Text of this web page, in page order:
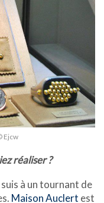
Ejcw
réaliser ?
à un tournant de
Maison Auclert est